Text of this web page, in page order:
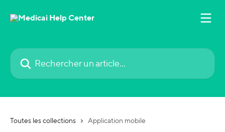
Rechercher un article...
Toutes les collections Application mobile